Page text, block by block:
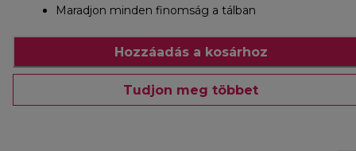
Maradjon minden finomság a tálban
Hozzáadás a kosárhoz
Tudjon meg többet